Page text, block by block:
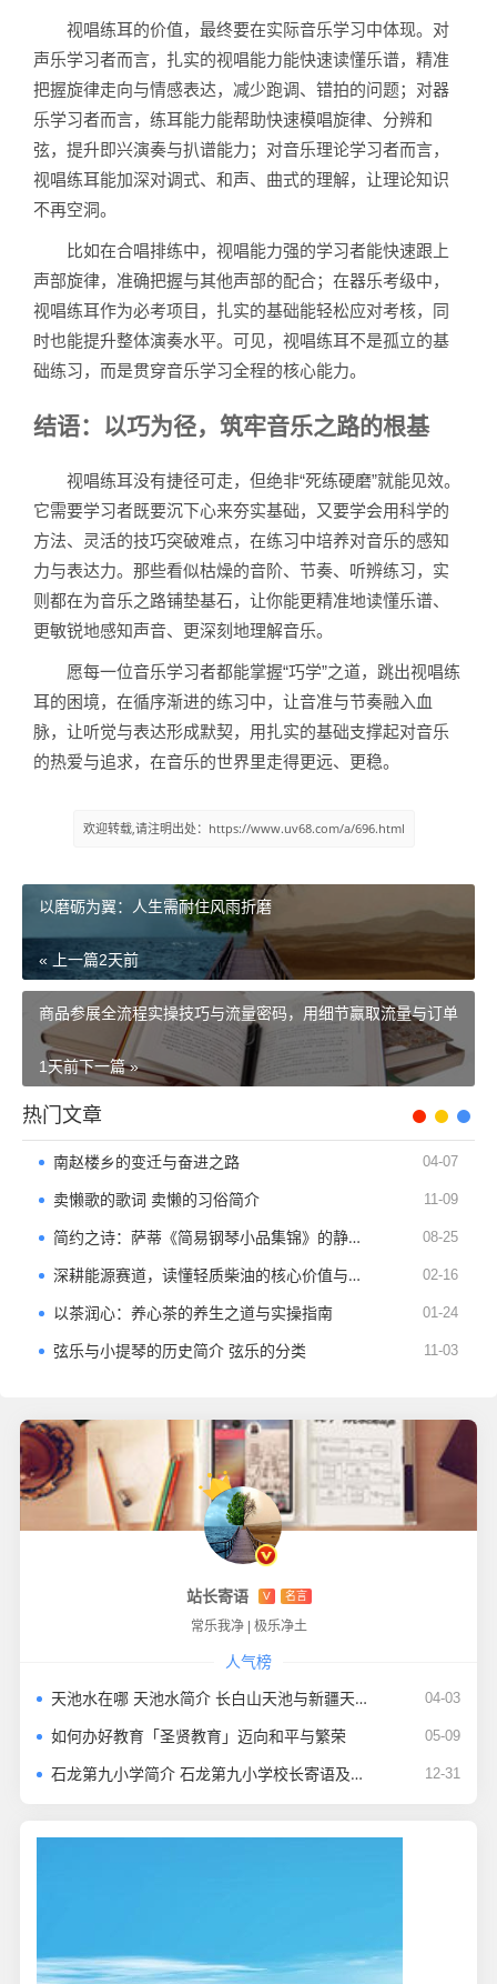
视唱练耳的价值，最终要在实际音乐学习中体现。对
声乐学习者而言，扎实的视唱能力能快速读懂乐谱，精准
把握旋律走向与情感表达，减少跑调、错拍的问题；对器
乐学习者而言，练耳能力能帮助快速模唱旋律、分辨和
弦，提升即兴演奏与扒谱能力；对音乐理论学习者而言，
视唱练耳能加深对调式、和声、曲式的理解，让理论知识
不再空洞。
比如在合唱排练中，视唱能力强的学习者能快速跟上
声部旋律，准确把握与其他声部的配合；在器乐考级中，
视唱练耳作为必考项目，扎实的基础能轻松应对考核，同
时也能提升整体演奏水平。可见，视唱练耳不是孤立的基
础练习，而是贯穿音乐学习全程的核心能力。
结语：以巧为径，筑牢音乐之路的根基
视唱练耳没有捷径可走，但绝非“死练硬磨”就能见效。
它需要学习者既要沉下心来夯实基础，又要学会用科学的
方法、灵活的技巧突破难点，在练习中培养对音乐的感知
力与表达力。那些看似枯燥的音阶、节奏、听辨练习，实
则都在为音乐之路铺垫基石，让你能更精准地读懂乐谱、
更敏锐地感知声音、更深刻地理解音乐。
愿每一位音乐学习者都能掌握“巧学”之道，跳出视唱练
耳的困境，在循序渐进的练习中，让音准与节奏融入血
脉，让听觉与表达形成默契，用扎实的基础支撑起对音乐
的热爱与追求，在音乐的世界里走得更远、更稳。
欢迎转载,请注明出处：https://www.uv68.com/a/696.html
以磨砺为翼：人生需耐住风雨折磨
« 上一篇2天前
商品参展全流程实操技巧与流量密码，用细节赢取流量与订单
下一篇 »
1天前
热门文章
南赵楼乡的变迁与奋进之路 04-07
卖懒歌的歌词 卖懒的习俗简介 11-09
简约之诗：萨蒂《简易钢琴小品集锦》的静谧力量与时代回响​ 08-25
深耕能源赛道，读懂轻质柴油的核心价值与应用逻辑 02-16
以茶润心：养心茶的养生之道与实操指南 01-24
弦乐与小提琴的历史简介 弦乐的分类 11-03
站长寄语 V 名言
常乐我净 极乐净土
人气榜
天池水在哪 天池水简介 长白山天池与新疆天池水怎样 04-03
如何办好教育「圣贤教育」迈向和平与繁荣 05-09
石龙第九小学简介 石龙第九小学校长寄语及校区 12-31